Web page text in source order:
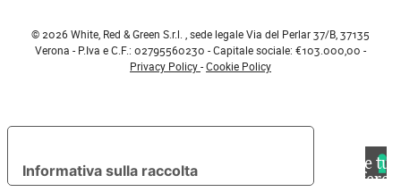
© 2026 White, Red & Green S.r.l. , sede legale Via del Perlar 37/B, 37135
Verona - P.Iva e C.F.: 02795560230 - Capitale sociale: €103.000,00 -
Privacy Policy - Cookie Policy
Informativa sulla raccolta Le tue